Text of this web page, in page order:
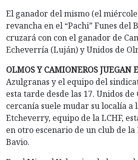
El ganador del mismo (el
revancha en el “Pachi” Funes del
cruzará con con el ganador de
Echeverría (Luján) y Unidos de
OLMOS Y CAMIONEROS JUEGAN
Azulgranas y el equipo del
esta tarde desde las 17. Unidos
cercanía suele mudar su localía a
Etcheverry, equipo de la LCHF,
en otro escenario de un club de la
Bavio.